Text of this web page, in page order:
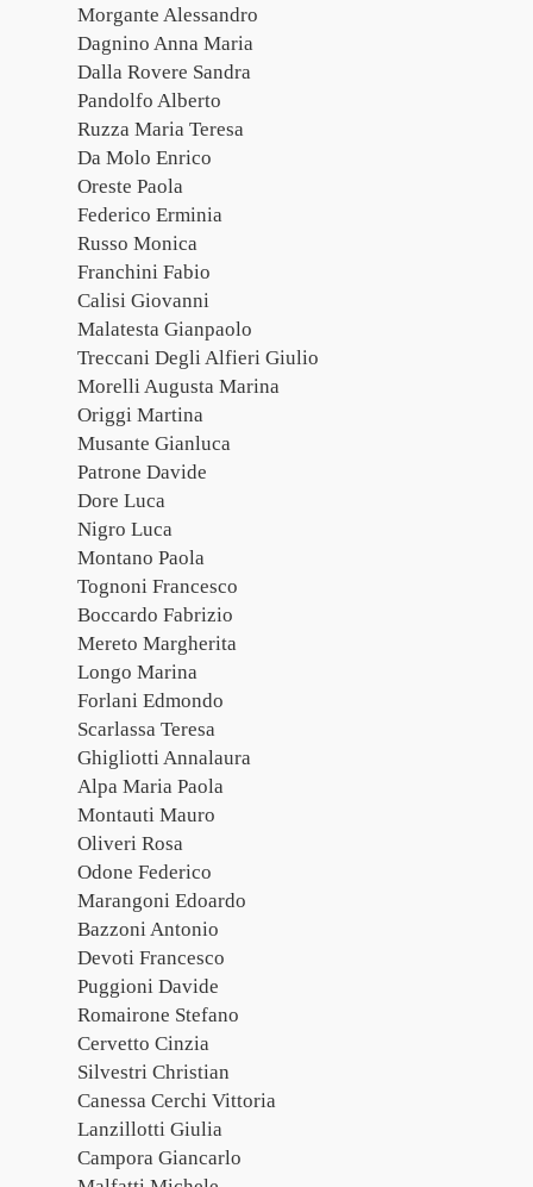
Morgante Alessandro
Dagnino Anna Maria
Dalla Rovere Sandra
Pandolfo Alberto
Ruzza Maria Teresa
Da Molo Enrico
Oreste Paola
Federico Erminia
Russo Monica
Franchini Fabio
Calisi Giovanni
Malatesta Gianpaolo
Treccani Degli Alfieri Giulio
Morelli Augusta Marina
Origgi Martina
Musante Gianluca
Patrone Davide
Dore Luca
Nigro Luca
Montano Paola
Tognoni Francesco
Boccardo Fabrizio
Mereto Margherita
Longo Marina
Forlani Edmondo
Scarlassa Teresa
Ghigliotti Annalaura
Alpa Maria Paola
Montauti Mauro
Oliveri Rosa
Odone Federico
Marangoni Edoardo
Bazzoni Antonio
Devoti Francesco
Puggioni Davide
Romairone Stefano
Cervetto Cinzia
Silvestri Christian
Canessa Cerchi Vittoria
Lanzillotti Giulia
Campora Giancarlo